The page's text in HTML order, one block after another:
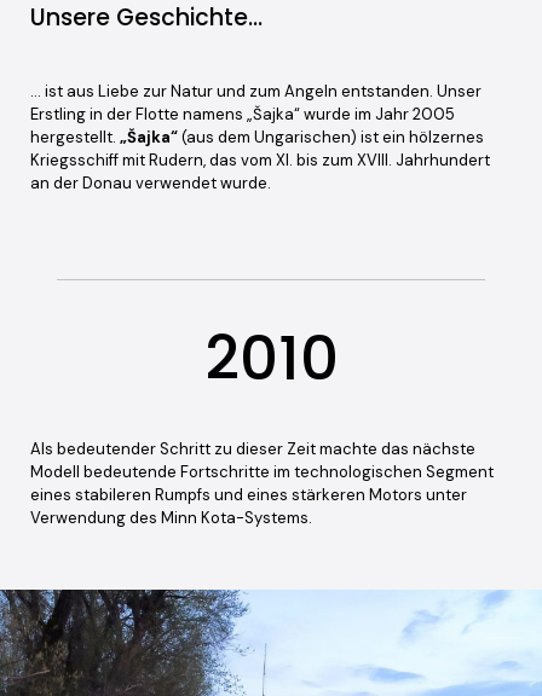
Unsere Geschichte...
… ist aus Liebe zur Natur und zum Angeln entstanden. Unser
Erstling in der Flotte namens „Šajka“ wurde im Jahr 2005
hergestellt. „Šajka“(aus dem Ungarischen) ist ein hölzernes
Kriegsschiff mit Rudern, das vom XI. bis zum XVIII. Jahrhundert
an der Donau verwendet wurde.
2010
Als bedeutender Schritt zu dieser Zeit machte das nächste
Modell bedeutende Fortschritte im technologischen Segment
eines stabileren Rumpfs und eines stärkeren Motors unter
Verwendung des Minn Kota-Systems.